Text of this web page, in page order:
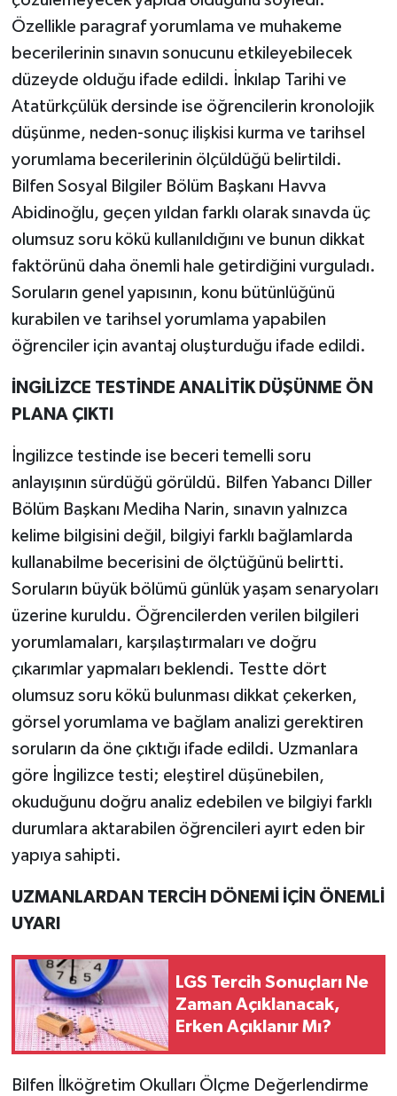
Özellikle paragraf yorumlama ve muhakeme
becerilerinin sınavın sonucunu etkileyebilecek
düzeyde olduğu ifade edildi. İnkılap Tarihi ve
Atatürkçülük dersinde ise öğrencilerin kronolojik
düşünme, neden-sonuç ilişkisi kurma ve tarihsel
yorumlama becerilerinin ölçüldüğü belirtildi.
Bilfen Sosyal Bilgiler Bölüm Başkanı Havva
Abidinoğlu, geçen yıldan farklı olarak sınavda üç
olumsuz soru kökü kullanıldığını ve bunun dikkat
faktörünü daha önemli hale getirdiğini vurguladı.
Soruların genel yapısının, konu bütünlüğünü
kurabilen ve tarihsel yorumlama yapabilen
öğrenciler için avantaj oluşturduğu ifade edildi.
İNGİLİZCE TESTİNDE ANALİTİK DÜŞÜNME ÖN
PLANA ÇIKTI
İngilizce testinde ise beceri temelli soru
anlayışının sürdüğü görüldü. Bilfen Yabancı Diller
Bölüm Başkanı Mediha Narin, sınavın yalnızca
kelime bilgisini değil, bilgiyi farklı bağlamlarda
kullanabilme becerisini de ölçtüğünü belirtti.
Soruların büyük bölümü günlük yaşam senaryoları
üzerine kuruldu. Öğrencilerden verilen bilgileri
yorumlamaları, karşılaştırmaları ve doğru
çıkarımlar yapmaları beklendi. Testte dört
olumsuz soru kökü bulunması dikkat çekerken,
görsel yorumlama ve bağlam analizi gerektiren
soruların da öne çıktığı ifade edildi. Uzmanlara
göre İngilizce testi; eleştirel düşünebilen,
okuduğunu doğru analiz edebilen ve bilgiyi farklı
durumlara aktarabilen öğrencileri ayırt eden bir
yapıya sahipti.
UZMANLARDAN TERCİH DÖNEMİ İÇİN ÖNEMLİ
UYARI
LGS Tercih Sonuçları Ne
Zaman Açıklanacak,
Erken Açıklanır Mı?
Bilfen İlköğretim Okulları Ölçme Değerlendirme